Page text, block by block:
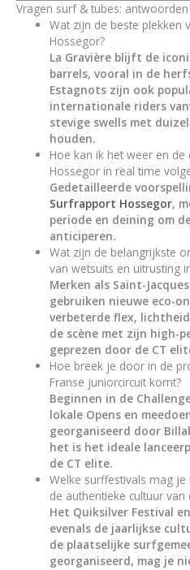
Vragen surf & tubes:
Wat zijn de beste plekken
Hossegor?
La Gravière blijft de
barrels, vooral in de
Estagnots zijn ook
internationale riders
stevige swells met
houden.
Hoe kan ik het weer en
Hossegor in real time
Gedetailleerde
Surfrapport Hossegor,
periode en deining om
anticiperen.
Wat zijn de belangrijkste
van wetsuits en uitrusting
Merken als Saint-
gebruiken nieuwe eco-
verbeterde flex,
de scène met zijn high-
geprezen door de CT
Hoe breek je door in de
Franse juniorcircuit komt?
Beginnen in de
lokale Opens en
georganiseerd door
het is het ideale
de CT elite.
Welke surffestivals mag
de authentieke cultuur
Het Quiksilver Festival
evenals de jaarlijkse
de plaatselijke
georganiseerd, mag je